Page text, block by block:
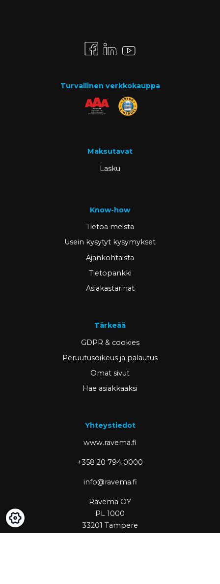
Turvallinen verkkokauppa
Maksutavat
Lasku
Know-how
Tietoa meistä
Usein kysytyt kysymykset
Ajankohtaista
Tietopankki
Asiakastarinat
Tärkeää
GDPR & cookies
Peruutusoikeus ja palautus
Omat sivut
Hae asiakkaaksi
Yhteystiedot
www.ravema.fi
+358 20 794 0000
info@ravema.fi
Ravema OY
PL 1000
33201 Tampere